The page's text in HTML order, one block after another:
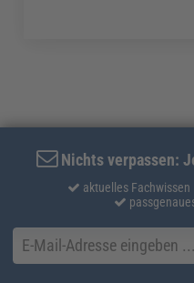
Nichts verpassen:
aktuelles Fachwissen